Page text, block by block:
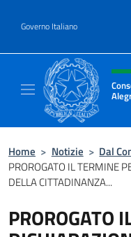
Governo Italiano
Intestazione
Home > Notizie > Dal
PROROGATO IL TERMINE
DELLA CITTADINANZA...
PROROGATO